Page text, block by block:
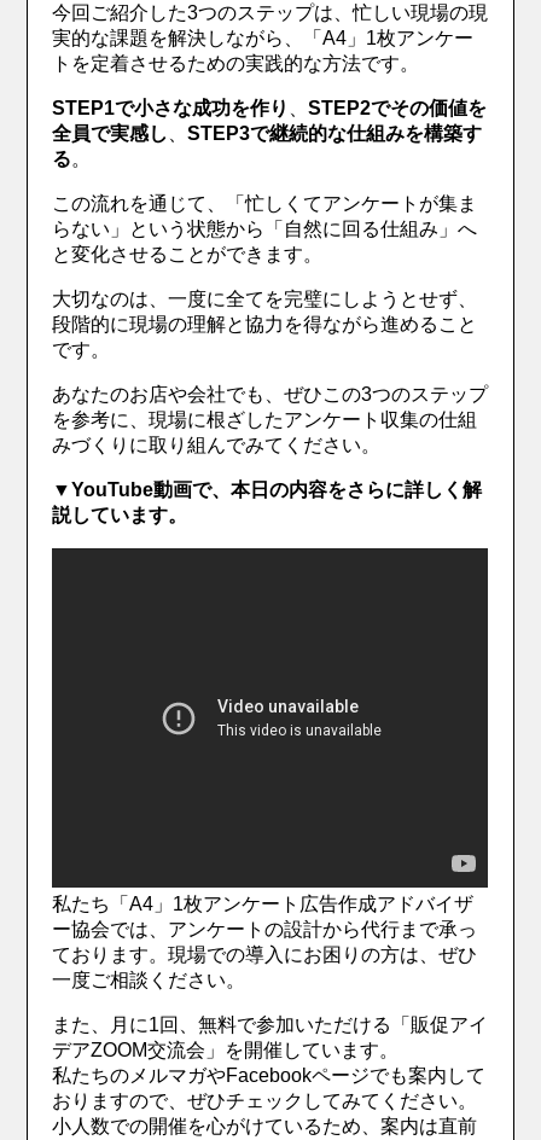
今回ご紹介した3つのステップは、忙しい現場の現
実的な課題を解決しながら、「A4」1枚アンケー
トを定着させるための実践的な方法です。
STEP1で小さな成功を作り 、STEP2でその価値を
全員で実感し 、STEP3で継続的な仕組みを構築す
る。
この流れを通じて、「忙しくてアンケートが集ま
らない」という状態から「自然に回る仕組み」へ
と変化させることができます。
大切なのは、一度に全てを完璧にしようとせず、
段階的に現場の理解と協力を得ながら進めること
です。
あなたのお店や会社でも、ぜひこの3つのステップ
を参考に、現場に根ざしたアンケート収集の仕組
みづくりに取り組んでみてください。
▼YouTube動画で、本日の内容をさらに詳しく解
説しています。
私たち「A4」1枚アンケート広告作成アドバイザ
ー協会では、アンケートの設計から代行まで承っ
ております。現場での導入にお困りの方は、ぜひ
一度ご相談ください。
また、月に1回、無料で参加いただける「販促アイ
デアZOOM交流会」を開催しています。
私たちのメルマガやFacebookページでも案内して
おりますので、ぜひチェックしてみてください。
小人数での開催を心がけているため、案内は直前